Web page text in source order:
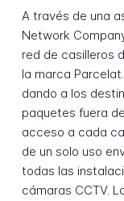
A través de una
Network
red de casilleros
la marca
dando a los
paquetes fuera
acceso a cada
de un solo uso
todas las
cámaras CCTV.